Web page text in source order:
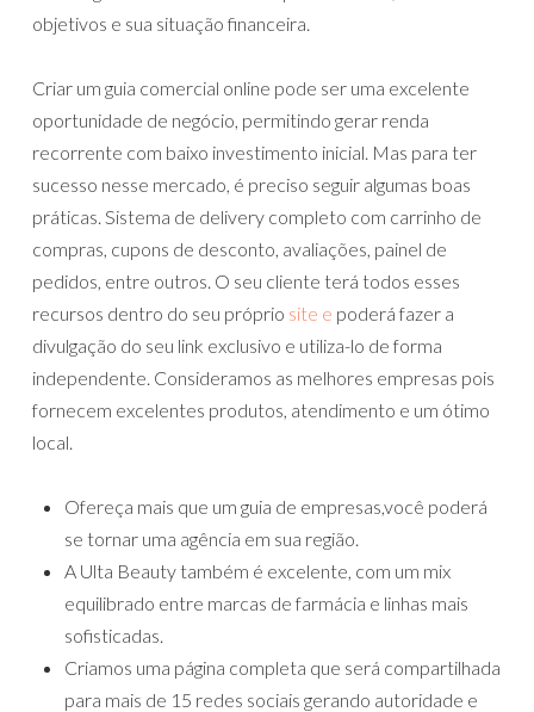
objetivos e sua situação financeira.
Criar um guia comercial online pode ser uma excelente
oportunidade de negócio, permitindo gerar renda
recorrente com baixo investimento inicial. Mas para ter
sucesso nesse mercado, é preciso seguir algumas boas
práticas. Sistema de delivery completo com carrinho de
compras, cupons de desconto, avaliações, painel de
pedidos, entre outros. O seu cliente terá todos esses
recursos dentro do seu próprio site e poderá fazer a
divulgação do seu link exclusivo e utiliza-lo de forma
independente. Consideramos as melhores empresas pois
fornecem excelentes produtos, atendimento e um ótimo
local.
Ofereça mais que um guia de empresas,você poderá
se tornar uma agência em sua região.
A Ulta Beauty também é excelente, com um mix
equilibrado entre marcas de farmácia e linhas mais
sofisticadas.
Criamos uma página completa que será compartilhada
para mais de 15 redes sociais gerando autoridade e